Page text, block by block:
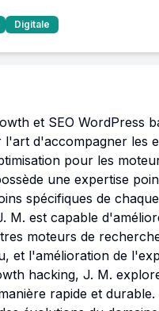
Digitale
et SEO WordPress
d'accompagner les
pour les
une expertise
spécifiques de
M. est capable
moteurs de
et l'amélioration de
hacking, J. M.
rapide et